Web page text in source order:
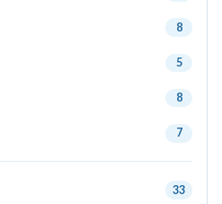
8
5
8
7
33